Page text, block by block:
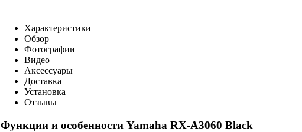
Характеристики
Обзор
Фотографии
Видео
Аксессуары
Доставка
Установка
Отзывы
Функции и особенности Yamaha RX-A3060 Black